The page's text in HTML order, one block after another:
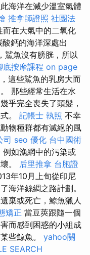
海洋在減少溫室氣體
推拿師證照 社團法
在大氣中的二氧化
鈣的海洋深處出
鯊魚沒有膀胱，所以
底按摩課程 on page
這些鯊魚的乳房大而
那些經常生活在水
乎完全喪失了頭髮，
。 記帳士 執照 不幸
物種群都有滅絕的風
司 seo 優化 台中國術
如漁網中的污染或
。 后里推拿 台胞證
年10月上旬從印尼
海洋絲綢之路計劃。
棄或死亡，鯨魚獵人
矯正 當豆莢跟隨一個
而感到困惑的小組成
些鯨魚。 yahoo關
SEARCH